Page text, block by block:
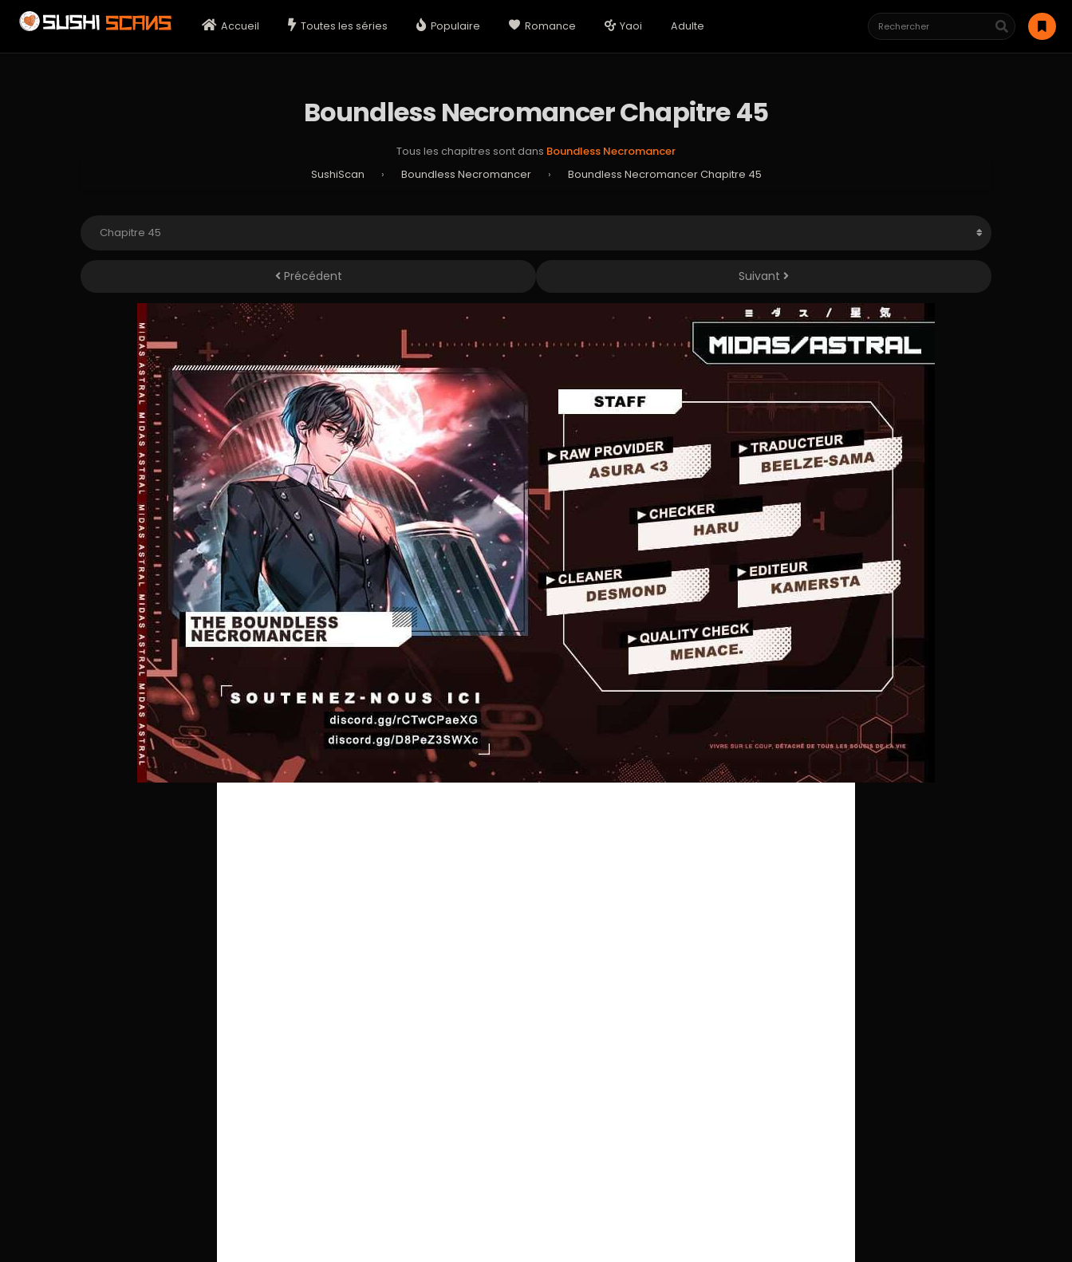
Accueil Toutes les séries Populaire Romance Yaoi Adulte
Boundless Necromancer Chapitre 45
Tous les chapitres sont dans Boundless Necromancer
SushiScan
› Boundless Necromancer › Boundless Necromancer Chapitre 45
Précédent Suivant